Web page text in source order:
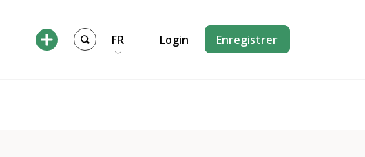
FR Login Enregistrer